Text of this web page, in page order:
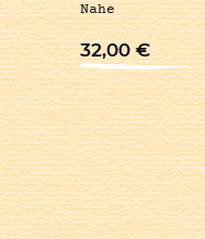
Nahe
32,00€